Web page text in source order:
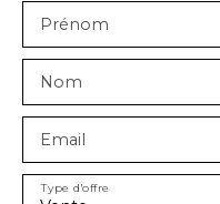
Prénom
Nom
Email
Type d'offre